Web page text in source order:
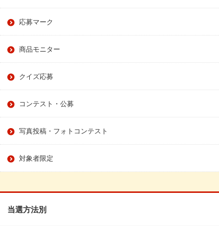
応募マーク
商品モニター
クイズ応募
コンテスト・公募
写真投稿・フォトコンテスト
対象者限定
当選方法別